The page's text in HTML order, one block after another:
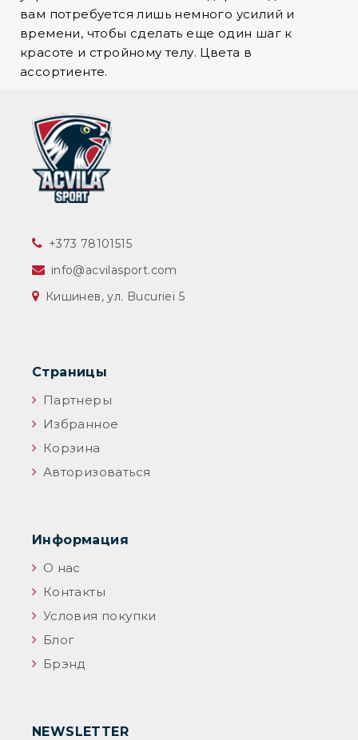
вам потребуется лишь немного усилий и
времени, чтобы сделать еще один шаг к
красоте и стройному телу. Цвета в
ассортиенте.
‎+373 78101515
info@acvilasport.com
Кишинев, ул. Bucuriei 5
Страницы
Партнеры
Избранное
Корзина
Авторизоваться
Информация
О нас
Контакты
Условия покупки
Блог
Брэнд
NEWSLETTER